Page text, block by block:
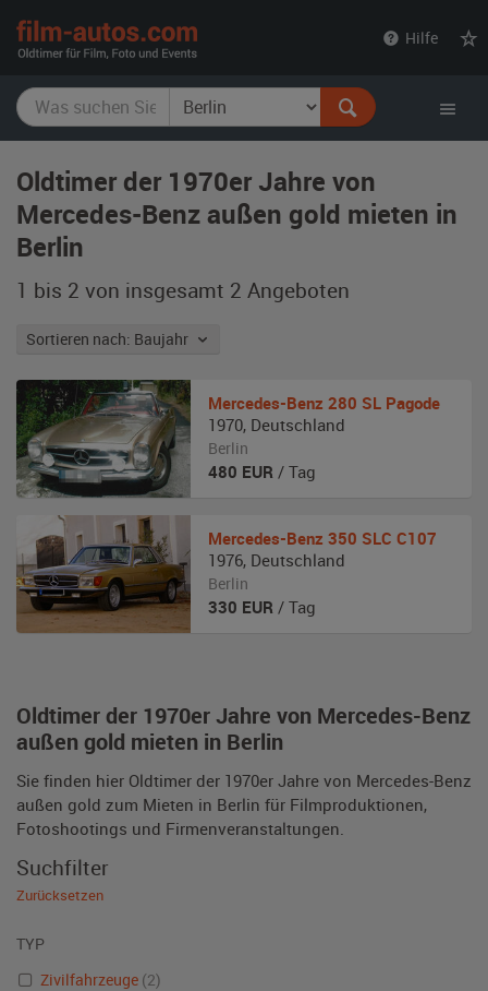
Hilfe
Oldtimer der 1970er Jahre von
Mercedes-Benz außen gold mieten in
Berlin
1 bis 2 von insgesamt 2 Angeboten
Sortieren nach: Baujahr
Oldtimer der 1970er Jahre von Mercedes-Benz
außen gold mieten in Berlin
Sie finden hier Oldtimer der 1970er Jahre von Mercedes-Benz
außen gold zum Mieten in Berlin für Filmproduktionen,
Fotoshootings und Firmenveranstaltungen.
Mercedes-Benz 280 SL Pagode
1970, Deutschland
Berlin
480 EUR / Tag
Mercedes-Benz 350 SLC C107
1976, Deutschland
Berlin
330 EUR / Tag
Suchfilter
Zurücksetzen
TYP
Zivilfahrzeuge (2)